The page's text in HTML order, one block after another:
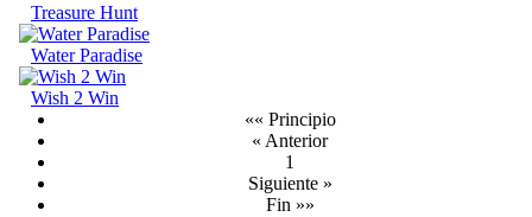
Treasure Hunt
Water Paradise
Wish 2 Win
«« Principio
« Anterior
1
Siguiente »
Fin »»